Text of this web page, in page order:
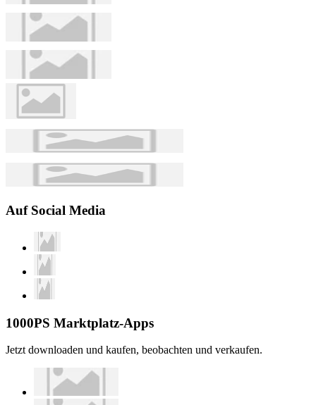
Auf Social Media
1000PS Marktplatz-Apps
Jetzt downloaden und kaufen, beobachten und verkaufen.